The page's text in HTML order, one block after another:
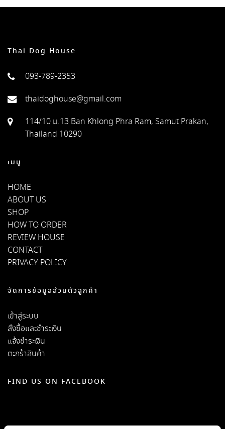
Thai Dog House
093-789-2353
thaidoghouse@gmail.com
114/10 ม.13 Ban Khlong Phra Ram, Samut Prakan,
Thailand 10290
เมนู
HOME
ABOUT US
SHOP
HOW TO ORDER
REVIEW HOUSE
CONTACT
PRIVACY POLICY
จัดการข้อมูลส่วนตัวลูกค้า
เข้าสู่ระบบ
สั่งซื้อและชำระเงิน
แจ้งชำระเงิน
ตะกร้าสินค้า
FIND US ON FACEBOOK